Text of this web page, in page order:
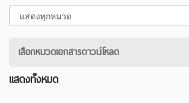
เสือกหมวดเอกสารดาวน์โหลด
แสดงทั้งหมด